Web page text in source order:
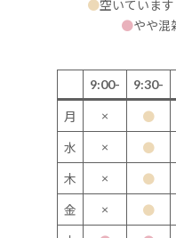
●空いていま
●やや
9:00- 9:30-
月 × ●
水 × ●
木 × ●
金 × ●